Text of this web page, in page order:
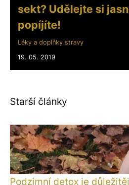
sekt? Udělejte si
popíjíte!
Léky a doplňky stravy
19. 05. 2019
Starší články
Podzimní detox je